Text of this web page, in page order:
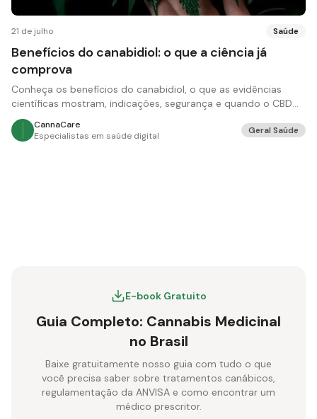
21 de julho Saúde
Benefícios do canabidiol: o que a ciência já
comprova
Conheça os benefícios do canabidiol, o que as evidências
científicas mostram, indicações, segurança e quando o CBD
pode ser recomendado.
CannaCare
Especialistas em saúde digital
Geral Saúde
E-book Gratuito
Guia Completo: Cannabis Medicinal
no Brasil
Baixe gratuitamente nosso guia com tudo o que
você precisa saber sobre tratamentos canábicos,
regulamentação da ANVISA e como encontrar um
médico prescritor.